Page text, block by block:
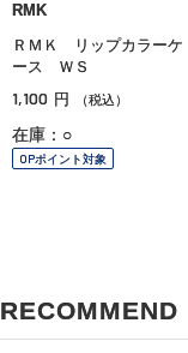
RMK
ＲＭＫ リップカラーケ
ース ＷＳ
1,100 円 （税込）
在庫：○
OPポイント対象
RECOMMEND